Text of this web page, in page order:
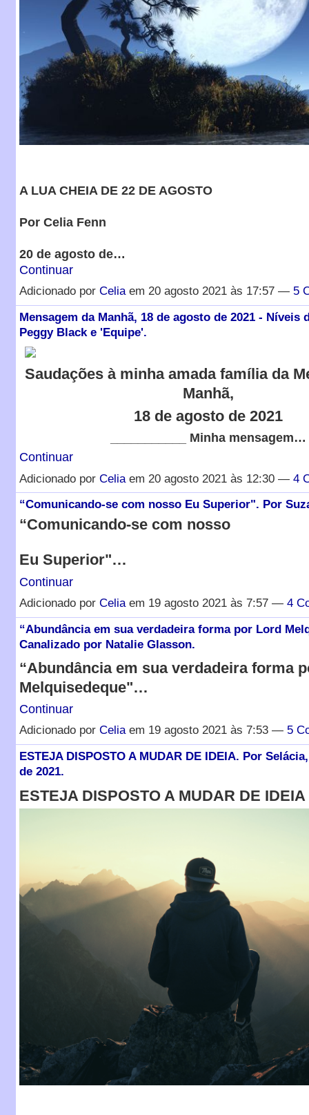
A LUA CHEIA DE 22 DE AGOSTO
Por Celia Fenn
20 de agosto de…
Continuar
Adicionado por Celiaem 20 agosto 2021 às 17:57 — 5
Mensagem da Manhã, 18 de agosto de 2021 - Níveis
Peggy Black e 'Equipe'.
Saudações à minha amada família da
Manhã,
18 de agosto de 2021
___________ Minha mensagem…
Continuar
Adicionado por Celiaem 20 agosto 2021 às 12:30 — 4
“Comunicando-se com nosso Eu Superior". Por
“Comunicando-se com nosso
Eu Superior"…
Continuar
Adicionado por Celiaem 19 agosto 2021 às 7:57 — 4
“Abundância em sua verdadeira forma por Lord
Canalizado por Natalie Glasson.
“Abundância em sua verdadeira forma
Melquisedeque"…
Continuar
Adicionado por Celiaem 19 agosto 2021 às 7:53 — 5
ESTEJA DISPOSTO A MUDAR DE IDEIA. Por
de 2021.
ESTEJA DISPOSTO A MUDAR DE IDEIA